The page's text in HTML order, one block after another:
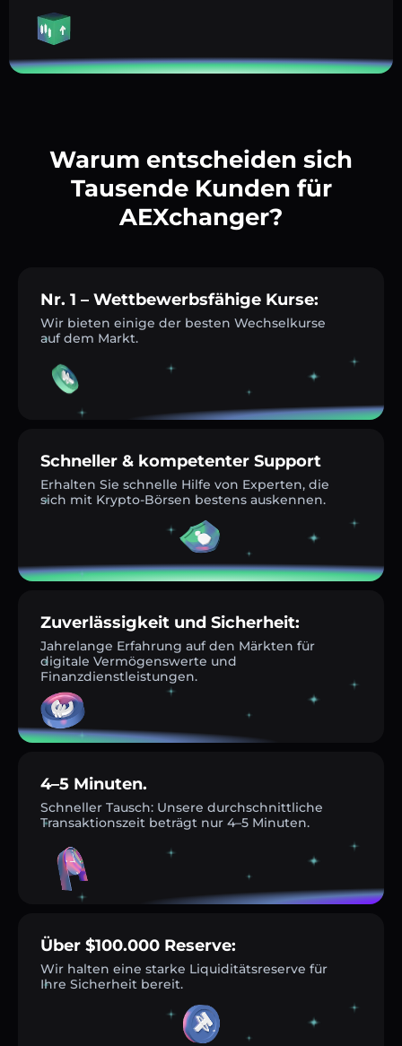
Warum entscheiden sich
Tausende Kunden für
AEXchanger?
Nr. 1 – Wettbewerbsfähige Kurse:
Wir bieten einige der besten Wechselkurse
auf dem Markt.
Schneller & kompetenter Support
Erhalten Sie schnelle Hilfe von Experten, die
sich mit Krypto-Börsen bestens auskennen.
Zuverlässigkeit und Sicherheit:
Jahrelange Erfahrung auf den Märkten für
digitale Vermögenswerte und
Finanzdienstleistungen.
4–5 Minuten.
Schneller Tausch: Unsere durchschnittliche
Transaktionszeit beträgt nur 4–5 Minuten.
Über $100.000 Reserve:
Wir halten eine starke Liquiditätsreserve für
Ihre Sicherheit bereit.